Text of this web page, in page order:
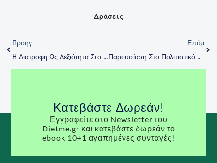
Δράσεις
Προηγ
Η Διατροφή Ως Δεξιότητα Στο Παιδί – Βιβλιοθήκη Φοίνικα 9/11/2017
Επόμ
Παρουσίαση Στο Πολιτιστικό Σύλλογο Διάδραση – 12/12/2017
Κατεβάστε Δωρεάν!
Εγγραφείτε στο Newsletter του
Dietme.gr και κατεβάστε δωρεάν το
ebook 10+1 αγαπημένες συνταγές!